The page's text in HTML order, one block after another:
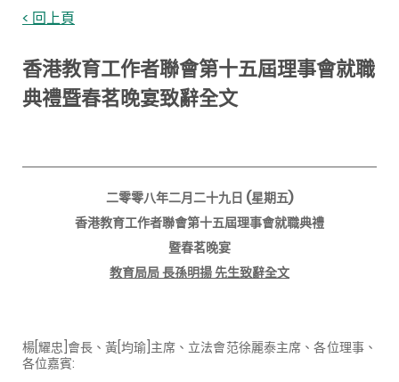
< 回上頁
香港教育工作者聯會第十五屆理事會就職
典禮暨春茗晚宴致辭全文
二零零八年二月二十九日 (星期五)
香港教育工作者聯會第十五屆理事會就職典禮
暨春茗晚宴
教育局局 長孫明揚 先生致辭全文
楊[耀忠 會長、黃[均瑜 主席、立法會范徐麗泰主席、各位理事、
各位嘉賓: